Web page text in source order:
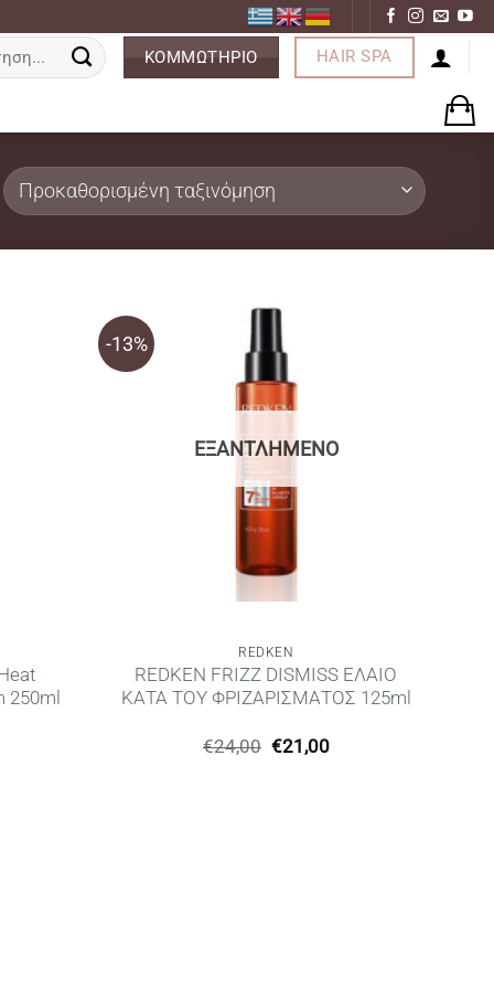
ΚΟΜΜΩΤΗΡΙΟ HAIR SPA
250ml
-13%
ΕΞΑΝΤΛΗΜΈΝΟ
REDKEN
REDKEN FRIZZ DISMISS ΕΛΑΙΟ
ΚΑΤΑ ΤΟΥ ΦΡΙΖΑΡΙΣΜΑΤΟΣ 125ml
€24,00 Original
€21,00Η